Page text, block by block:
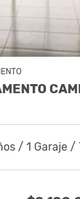
/ 1 Garaje /